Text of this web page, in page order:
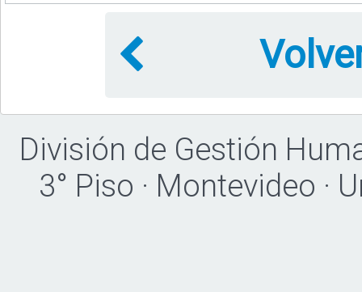
División de Gestión
3° Piso · Montevideo ·